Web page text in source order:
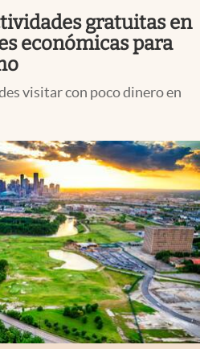
gratuitas en
económicas para
visitar con poco dinero en